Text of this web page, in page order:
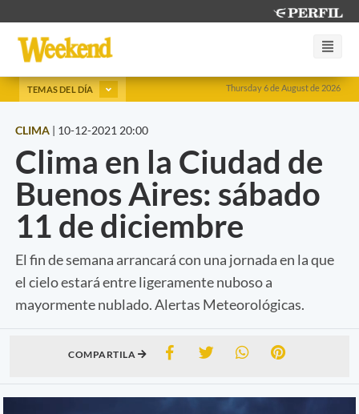
Thursday 6 de August de 2026
TEMAS DEL DÍA
CLIMA | 10-12-2021 20:00
Clima en la Ciudad de
Buenos Aires: sábado
11 de diciembre
El fin de semana arrancará con una jornada en la que
el cielo estará entre ligeramente nuboso a
mayormente nublado. Alertas Meteorológicas.
COMPARTILA